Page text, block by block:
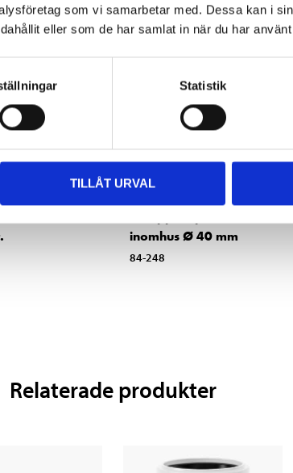
som vi samarbetar med. Dessa kan i
eller som de har samlat in när du har
Statistik
TILLÅT URVAL
2990
inomhus Ø 40 mm
84-248
Relaterade produkter